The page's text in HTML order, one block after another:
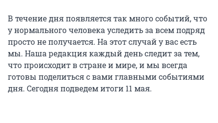
В течение дня появляется так много событий, что
у нормального человека уследить за всем подряд
просто не получается. На этот случай у вас есть
мы. Наша редакция каждый день следит за тем,
что происходит в стране и мире, и мы всегда
готовы поделиться с вами главными событиями
дня. Сегодня подведем итоги 11 мая.